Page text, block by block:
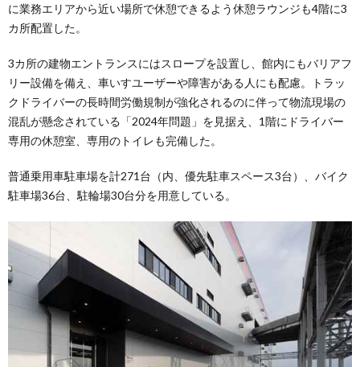
に業務エリアから近い場所で休憩できるよう休憩ラウンジも4階に3
カ所配置した。
3カ所の建物エントランスにはスロープを設置し、館内にもバリアフ
リー設備を備え、車いすユーザーや障害がある人にも配慮。トラッ
クドライバーの長時間労働規制が強化されるのに伴って物流現場の
混乱が懸念されている「2024年問題」を見据え、1階にドライバー
専用の休憩室、専用のトイレも完備した。
普通乗用車駐車場を計271台（内、優先駐車スペース3台）、バイク
駐車場36台、駐輪場30台分を用意している。